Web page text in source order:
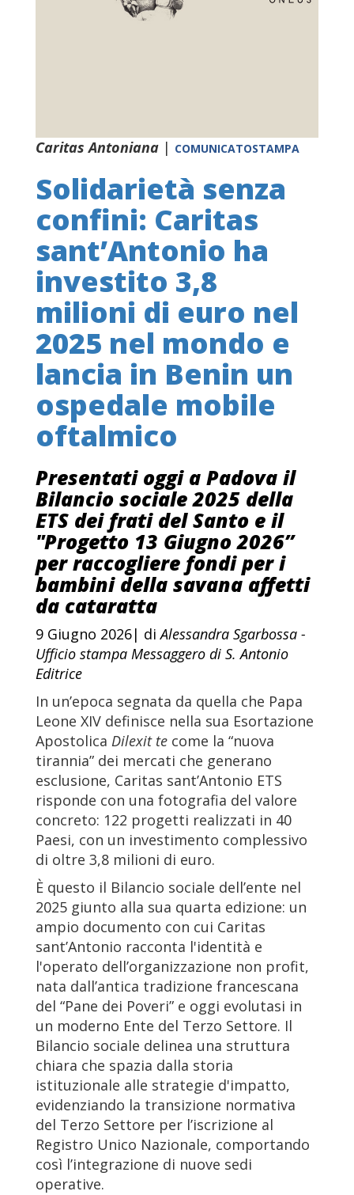
Caritas Antoniana | COMUNICATOSTAMPA
Solidarietà senza
confini: Caritas
sant’Antonio ha
investito 3,8
milioni di euro nel
2025 nel mondo e
lancia in Benin un
ospedale mobile
oftalmico
Presentati oggi a Padova il
Bilancio sociale 2025 della
ETS dei frati del Santo e il
"Progetto 13 Giugno 2026”
per raccogliere fondi per i
bambini della savana affetti
da cataratta
9 Giugno 2026| diAlessandra Sgarbossa -
Ufficio stampa Messaggero di S. Antonio
Editrice
In un’epoca segnata da quella che Papa
Leone XIV definisce nella sua Esortazione
Apostolica Dilexit te come la “nuova
tirannia” dei mercati che generano
esclusione, Caritas sant’Antonio ETS
risponde con una fotografia del valore
concreto: 122 progetti realizzati in 40
Paesi, con un investimento complessivo
di oltre 3,8 milioni di euro.
È questo il Bilancio sociale dell’ente nel
2025 giunto alla sua quarta edizione: un
ampio documento con cui Caritas
sant’Antonio racconta l'identità e
l'operato dell’organizzazione non profit,
nata dall’antica tradizione francescana
del “Pane dei Poveri” e oggi evolutasi in
un moderno Ente del Terzo Settore. Il
Bilancio sociale delinea una struttura
chiara che spazia dalla storia
istituzionale alle strategie d'impatto,
evidenziando la transizione normativa
del Terzo Settore per l’iscrizione al
Registro Unico Nazionale, comportando
così l’integrazione di nuove sedi
operative.